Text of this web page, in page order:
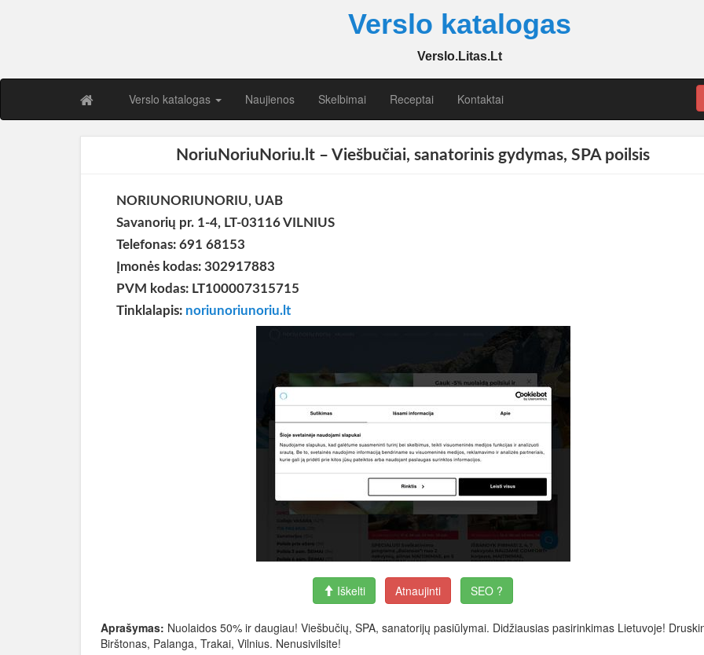
Verslo katalogas
Verslo.Litas.Lt
Verslo katalogas Naujienos Skelbimai Receptai Kontaktai
NoriuNoriuNoriu.lt – Viešbučiai, sanatorinis gydymas, SPA poilsis
NORIUNORIUNORIU, UAB
Savanorių pr. 1-4, LT-03116 VILNIUS
Telefonas: 691 68153
Įmonės kodas: 302917883
PVM kodas: LT100007315715
Tinklalapis: noriunoriunoriu.lt
Iškelti Atnaujinti SEO ?
Aprašymas: Nuolaidos 50% ir daugiau! Viešbučių, SPA, sanatorijų pasiūlymai. Didžiausias pasirinkimas Lietuvoje!
Birštonas, Palanga, Trakai, Vilnius. Nenusivilsite!